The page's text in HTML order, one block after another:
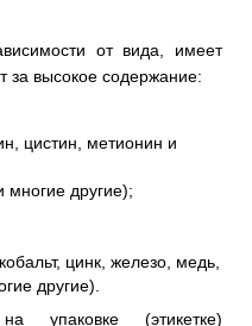
от вида, имеет
за высокое содержание:
цистин, метионин и
другие);
цинк, железо, медь,
другие).
упаковке (этикетке)